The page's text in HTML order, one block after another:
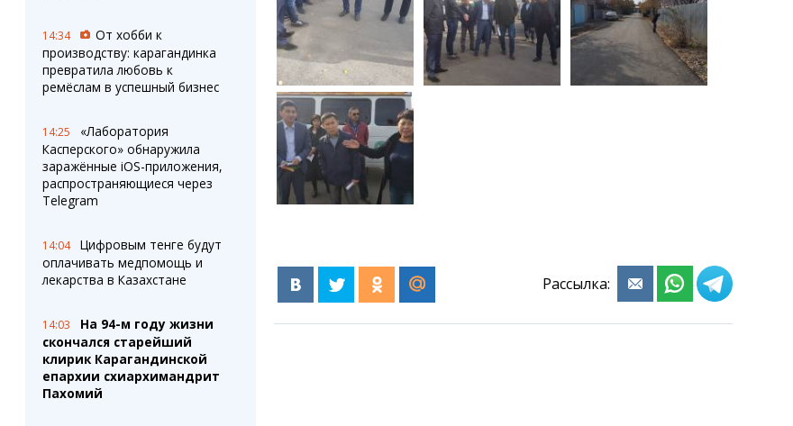
14:34
От хобби к
производству: карагандинка
превратила любовь к
ремёслам в успешный бизнес
14:25
«Лаборатория
Касперского» обнаружила
заражённые iOS-приложения,
распространяющиеся через
Telegram
14:04
Цифровым тенге будут
оплачивать медпомощь и
лекарства в Казахстане
14:03
На 94-м году жизни
скончался старейший
клирик Карагандинской
епархии схиархимандрит
Пахомий
Рассылка: